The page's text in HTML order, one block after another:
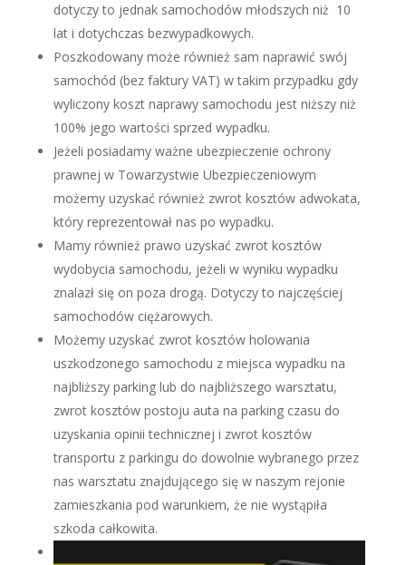
dotyczy to jednak samochodów młodszych niż 10
lat i dotychczas bezwypadkowych.
Poszkodowany może również sam naprawić swój
samochód (bez faktury VAT) w takim przypadku gdy
wyliczony koszt naprawy samochodu jest niższy niż
100% jego wartości sprzed wypadku.
Jeżeli posiadamy ważne ubezpieczenie ochrony
prawnej w Towarzystwie Ubezpieczeniowym
możemy uzyskać również zwrot kosztów adwokata,
który reprezentował nas po wypadku.
Mamy również prawo uzyskać zwrot kosztów
wydobycia samochodu, jeżeli w wyniku wypadku
znalazł się on poza drogą. Dotyczy to najczęściej
samochodów ciężarowych.
Możemy uzyskać zwrot kosztów holowania
uszkodzonego samochodu z miejsca wypadku na
najbliższy parking lub do najbliższego warsztatu,
zwrot kosztów postoju auta na parking czasu do
uzyskania opinii technicznej i zwrot kosztów
transportu z parkingu do dowolnie wybranego przez
nas warsztatu znajdującego się w naszym rejonie
zamieszkania pod warunkiem, że nie wystąpiła
szkoda całkowita.